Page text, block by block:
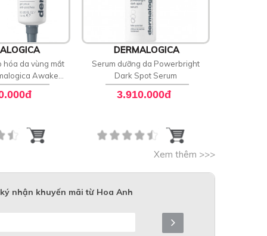
hóa da vùng mắt
Awaken
Depuffing
DERMALOGICA
Serum dưỡng da Powerbright
Dark Spot Serum
3.910.000đ
Xem thêm >>>
nhận khuyến mãi từ Hoa Anh